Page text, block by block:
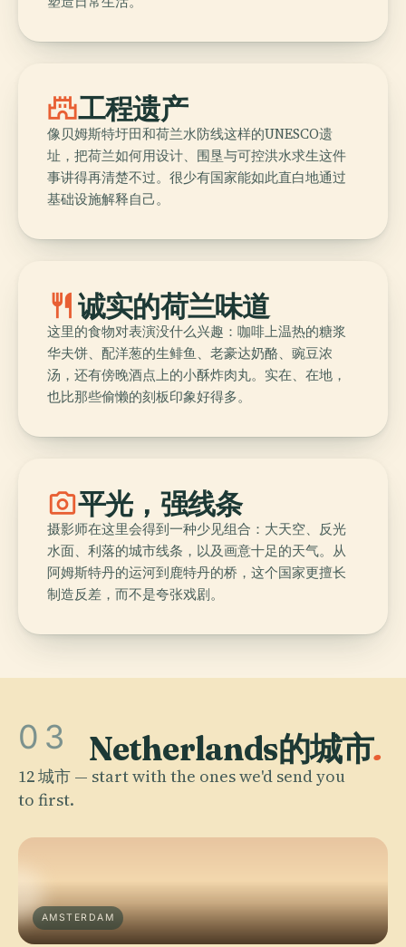
castle工程遗产
像贝姆斯特圩田和荷兰水防线这样的UNESCO遗
址，把荷兰如何用设计、围垦与可控洪水求生这件
事讲得再清楚不过。很少有国家能如此直白地通过
基础设施解释自己。
restaurant 诚实的荷兰味道
这里的食物对表演没什么兴趣：咖啡上温热的糖浆
华夫饼、配洋葱的生鲱鱼、老豪达奶酪、豌豆浓
汤，还有傍晚酒点上的小酥炸肉丸。实在、在地，
也比那些偷懒的刻板印象好得多。
photo_camera平光，强线条
摄影师在这里会得到一种少见组合：大天空、反光
水面、利落的城市线条，以及画意十足的天气。从
阿姆斯特丹的运河到鹿特丹的桥，这个国家更擅长
制造反差，而不是夸张戏剧。
03 Netherlands的城市.
12 城市 — start with the ones we'd send you
to first.
AMSTERDAM